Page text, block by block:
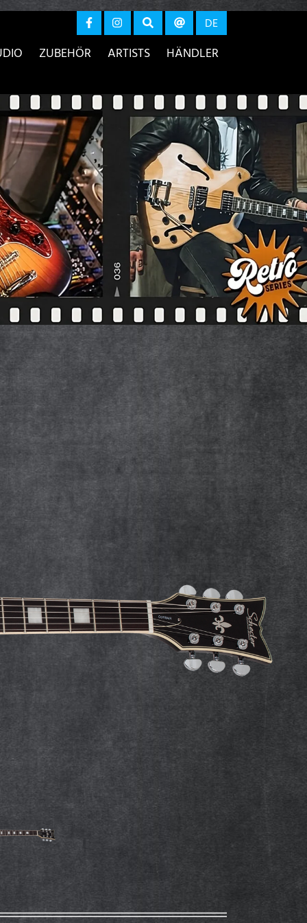
anzeigen
ZUBEHÖR ARTISTS HÄNDLER
DE